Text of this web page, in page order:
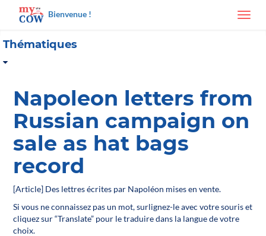
Bienvenue !
Thématiques
Napoleon letters from
Russian campaign on
sale as hat bags
record
[Article] Des lettres écrites par Napoléon mises en vente.
Si vous ne connaissez pas un mot, surlignez-le avec votre souris et
cliquez sur “Translate” pour le traduire dans la langue de votre
choix.